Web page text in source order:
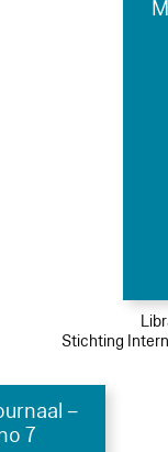
Stichting
–
7